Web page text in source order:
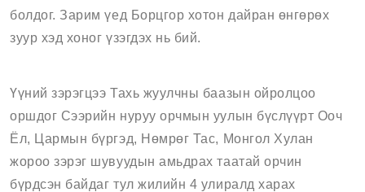
болдог. Зарим үед Борцгор хотон дайран өнгөрөх
зуур хэд хоног үзэгдэх нь бий.
Үүний зэрэгцээ Тахь жуулчны баазын ойролцоо
оршдог Сээрийн нуруу орчмын уулын бүслүүрт Ооч
Ёл, Цармын бүргэд, Нөмрөг Тас, Монгол Хулан
жороо зэрэг шувуудын амьдрах таатай орчин
бүрдсэн байдаг тул жилийн 4 улиралд харах